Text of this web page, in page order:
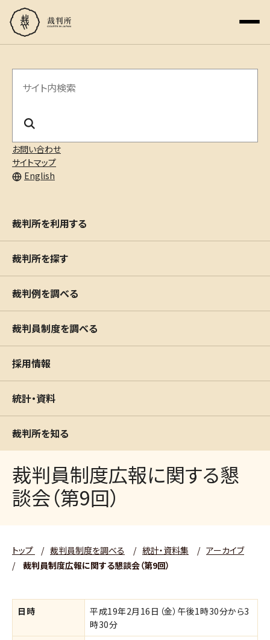
お問い合わせ
サイトマップ
English
サ
内
検
裁判所を利用する
裁判所を探す
裁判例を調べる
裁判員制度を調べる
採用情報
統計・資料
裁判所を知る
裁判員制度広報に関する懇
談会（第9回）
トップ / 裁判員制度を調べる / 統計・資料集 / アーカイブ
/
裁判員制度広報に関する懇談会（第9回）
日時
平成19年2月16日（金）午後1時30分から3
時30分